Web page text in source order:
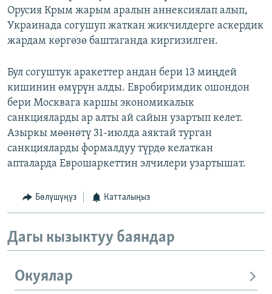
Орусия Крым жарым аралын аннексиялап алып,
Украинада согушуп жаткан жикчилдерге аскердик
жардам көргөзө баштаганда киргизилген.
Бул согуштук аракеттер андан бери 13 миңдей
кишинин өмүрүн алды. Евробиримдик ошондон
бери Москвага каршы экономикалык
санкцияларды ар алты ай сайын узартып келет.
Азыркы мөөнөтү 31-июлда аяктай турган
санкцияларды формалдуу түрдө келаткан
апталарда Еврошаркеттин элчилери узартышат.
Бөлүшүңүз Катталыңыз
Дагы кызыктуу баяндар
Окуялар